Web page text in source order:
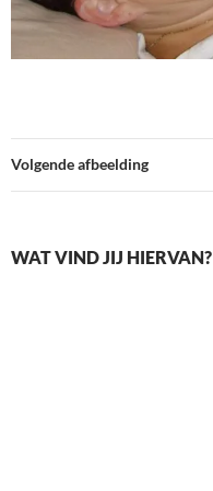
Volgende afbeelding
WAT VIND JIJ HIERVAN?